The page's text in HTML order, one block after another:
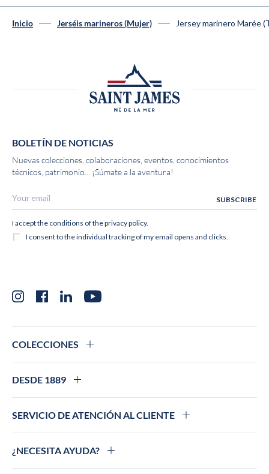
Inicio Jerséis marineros (Mujer) Jersey marinero Marée
BOLETÍN DE NOTICIAS
Nuevas colecciones, colaboraciones, eventos, conocimientos
técnicos, patrimonio... ¡Súmate a la aventura!
InstagramFacebookLinkedInYouTube
COLECCIONES
DESDE 1889
SERVICIO DE ATENCIÓN AL CLIENTE
¿NECESITA AYUDA?